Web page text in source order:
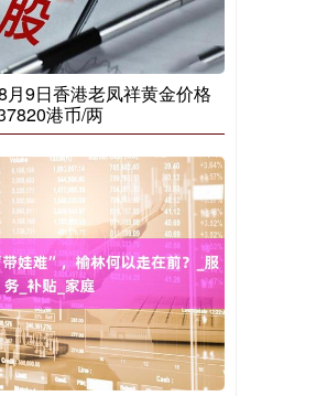
月9日香港老凤祥黄金价格
港币/两